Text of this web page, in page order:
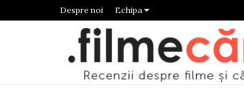
Despre noi Echipa